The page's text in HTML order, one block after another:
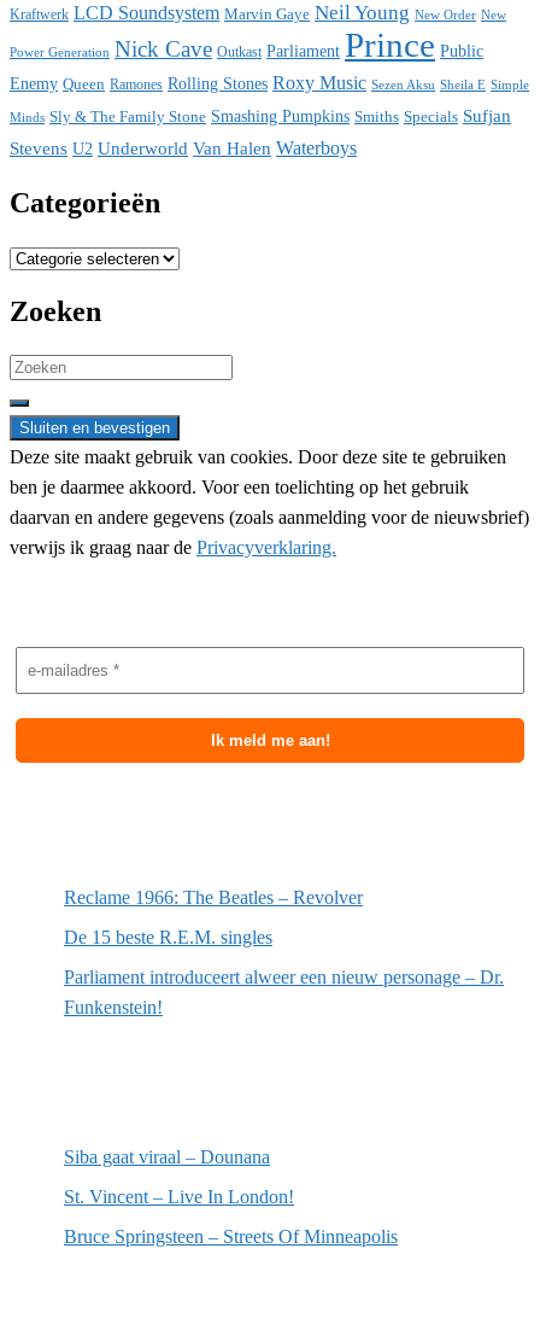
Kraftwerk LCD Soundsystem Marvin Gaye Neil Young New Order New
Power Generation Nick Cave Outkast Parliament Prince Public
Enemy Queen Ramones Rolling Stones Roxy Music Sezen Aksu Sheila E Simple
Minds Sly & The Family Stone Smashing Pumpkins Smiths Specials Sufjan
Stevens U2 Underworld Van Halen Waterboys
Categorieën
Categorieën
Zoeken
Search
for:
Deze site maakt gebruik van cookies. Door deze site te gebruiken
ben je daarmee akkoord. Voor een toelichting op het gebruik
daarvan en andere gegevens (zoals aanmelding voor de nieuwsbrief)
verwijs ik graag naar de Privacyverklaring.
Reclame 1966: The Beatles – Revolver
De 15 beste R.E.M. singles
Parliament introduceert alweer een nieuw personage – Dr.
Funkenstein!
Siba gaat viraal – Dounana
St. Vincent – Live In London!
Bruce Springsteen – Streets Of Minneapolis